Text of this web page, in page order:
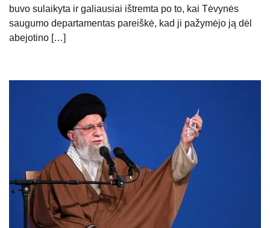
buvo sulaikyta ir galiausiai ištremta po to, kai Tėvynės
saugumo departamentas pareiškė, kad ji pažymėjo ją dėl
abejotino […]